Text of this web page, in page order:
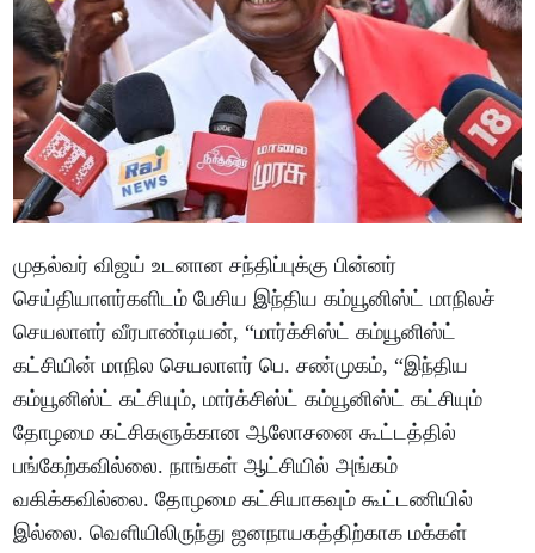
முதல்வர் விஜய் உடனான சந்திப்புக்கு பின்னர்
செய்தியாளர்களிடம் பேசிய இந்திய கம்யூனிஸ்ட் மாநிலச்
செயலாளர் வீரபாண்டியன், “மார்க்சிஸ்ட் கம்யூனிஸ்ட்
கட்சியின் மாநில செயலாளர் பெ. சண்முகம், “இந்திய
கம்யூனிஸ்ட் கட்சியும், மார்க்சிஸ்ட் கம்யூனிஸ்ட் கட்சியும்
தோழமை கட்சிகளுக்கான ஆலோசனை கூட்டத்தில்
பங்கேற்கவில்லை. நாங்கள் ஆட்சியில் அங்கம்
வகிக்கவில்லை. தோழமை கட்சியாகவும் கூட்டணியில்
இல்லை. வெளியிலிருந்து ஜனநாயகத்திற்காக மக்கள்